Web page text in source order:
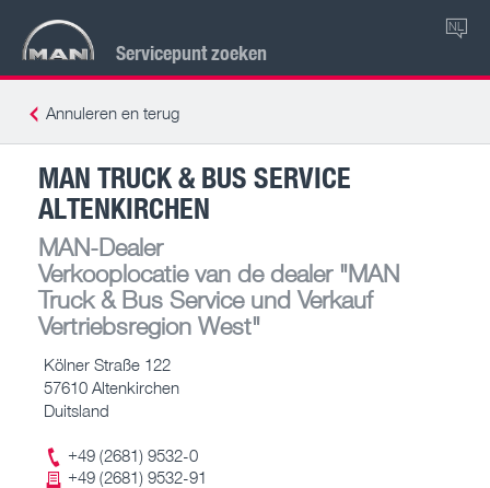
Servicepunt zoeken
NL
Annuleren en terug
MAN TRUCK & BUS SERVICE
ALTENKIRCHEN
MAN-Dealer
Verkooplocatie van de dealer"MAN
Truck & Bus Service und Verkauf
Vertriebsregion West"
Kölner Straße 122
57610 Altenkirchen
Duitsland
+49 (2681) 9532-0
+49 (2681) 9532-91